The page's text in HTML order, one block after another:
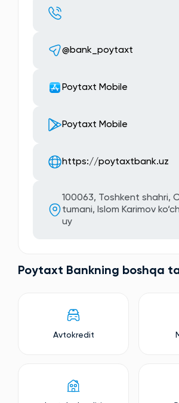
@bank_poytaxt
Poytaxt Mobile
Poytaxt Mobile
https://poytaxtbank.uz
100063, Toshkent shahri,
tumani, Islom Karimov
uy
Poytaxt Bankning boshqa
Avtokredit